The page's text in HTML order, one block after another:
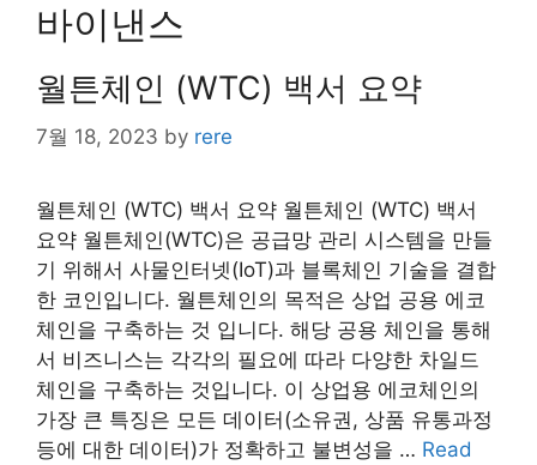
바이낸스
월튼체인 (WTC) 백서 요약
7월 18, 2023 by rere
월튼체인 (WTC) 백서 요약 월튼체인 (WTC) 백서
요약 월튼체인(WTC)은 공급망 관리 시스템을 만들
기 위해서 사물인터넷(IoT)과 블록체인 기술을 결합
한 코인입니다. 월튼체인의 목적은 상업 공용 에코
체인을 구축하는 것 입니다. 해당 공용 체인을 통해
서 비즈니스는 각각의 필요에 따라 다양한 차일드
체인을 구축하는 것입니다. 이 상업용 에코체인의
가장 큰 특징은 모든 데이터(소유권, 상품 유통과정
등에 대한 데이터)가 정확하고 불변성을 … Read